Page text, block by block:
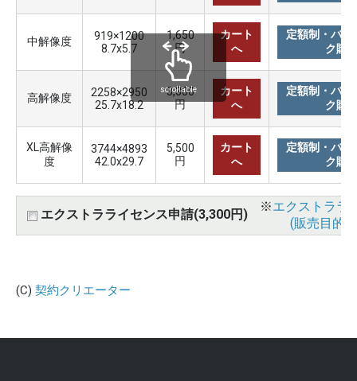
中解像度
919×1200
8.7x5.7
1,650
円
カート
へ
定額制・バリ
ク購
高解像度
2258×2950
25.7x18.2
3,300
円
カート
へ
定額制・バリ
ク購
XL高解像
度
3744×4893
42.0x29.7
5,500
円
カート
へ
定額制・バリ
ク購
エクストラライセンス申請(3,300円)
※エクストララ
(販売目的
scrollable
(C) 契約クリエーター